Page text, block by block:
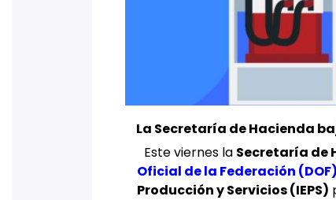
La Secretaría de Hacienda
Este viernes la Secretaría de
Oficial de la Federación (DOF)
Producción y Servicios (IEPS)